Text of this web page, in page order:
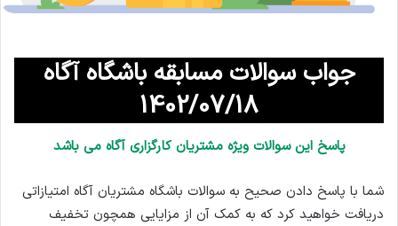
جواب سوالات مسابقه باشگاه آگاه
1402/07/18
پاسخ این سوالات ویژه مشتریان کارگزاری آگاه می باشد
شما با پاسخ دادن صحیح به سوالات باشگاه مشتریان آگاه امتیازاتی
دریافت خواهید کرد که به کمک آن از مزایایی همچون تخفیف